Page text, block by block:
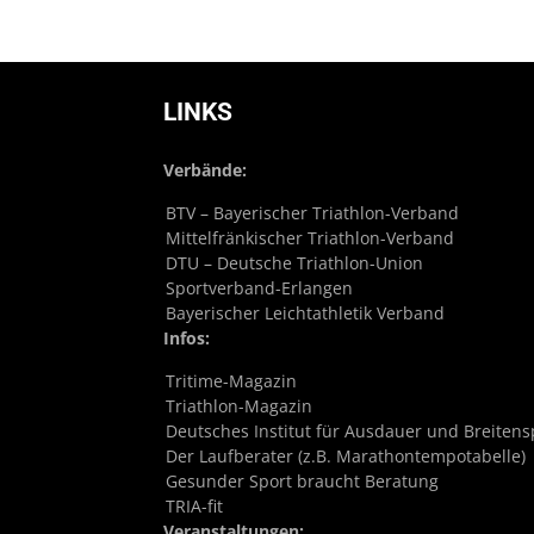
LINKS
Verbände:
BTV – Bayerischer Triathlon-Verband
Mittelfränkischer Triathlon-Verband
DTU – Deutsche Triathlon-Union
Sportverband-Erlangen
Bayerischer Leichtathletik Verband
Infos:
Tritime-Magazin
Triathlon-Magazin
Deutsches Institut für Ausdauer und
Der Laufberater (z.B. Marathontempotabelle)
Gesunder Sport braucht Beratung
TRIA-fit